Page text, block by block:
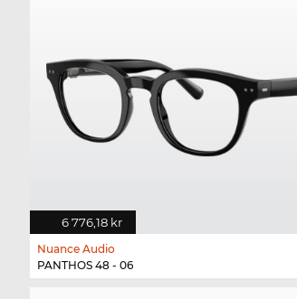
6 776,18 kr
Nuance Audio
PANTHOS 48 - 06